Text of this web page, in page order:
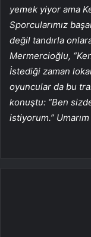
yemek yiyor ama
Sporcularımız
değil tandırla
Mermercioğlu,
İstediği zaman
oyuncular da bu
konuştu: “Ben
istiyorum.”